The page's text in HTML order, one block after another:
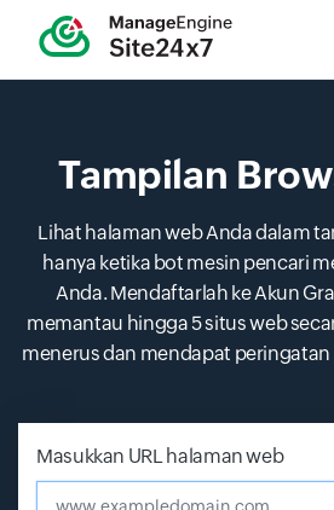
Tampilan
Lihat halaman web Anda dalam
hanya ketika bot mesin pencari
Anda. Mendaftarlah ke Akun
memantau hingga 5 situs web
menerus dan mendapat
Masukkan URL halaman web